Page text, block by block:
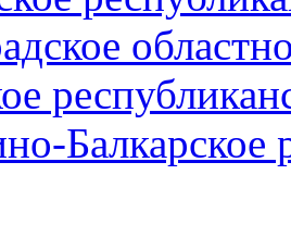
Балкарское